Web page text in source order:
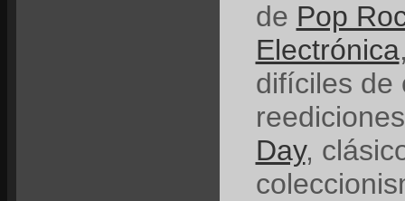
de Pop
Electrónica
difíciles de
Day,